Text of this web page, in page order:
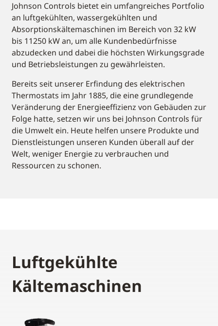
Johnson Controls bietet ein umfangreiches Portfolio
an luftgekühlten, wassergekühlten und
Absorptionskältemaschinen im Bereich von 32 kW
bis 11250 kW an, um alle Kundenbedürfnisse
abzudecken und dabei die höchsten Wirkungsgrade
und Betriebsleistungen zu gewährleisten.
Bereits seit unserer Erfindung des elektrischen
Thermostats im Jahr 1885, die eine grundlegende
Veränderung der Energieeffizienz von Gebäuden zur
Folge hatte, setzen wir uns bei Johnson Controls für
die Umwelt ein. Heute helfen unsere Produkte und
Dienstleistungen unseren Kunden überall auf der
Welt, weniger Energie zu verbrauchen und
Ressourcen zu schonen.
Luftgekühlte
Kältemaschinen